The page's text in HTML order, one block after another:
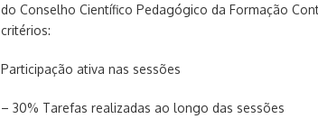
do Conselho Científico Pedagógico da Formação
critérios:
Participação ativa nas sessões
– 30% Tarefas realizadas ao longo das sessões